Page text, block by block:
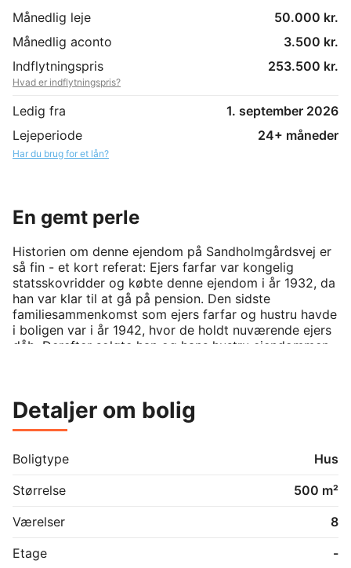
Månedlig leje
50.000 kr.
Månedlig aconto
3.500 kr.
Indflytningspris
253.500 kr.
Hvad er indflytningspris?
Ledig fra
1. september 2026
Lejeperiode
24+ måneder
Har du brug for et lån?
En gemt perle
Historien om denne ejendom på Sandholmgårdsvej er
så fin - et kort referat: Ejers farfar var kongelig
statsskovridder og købte denne ejendom i år 1932, da
han var klar til at gå på pension. Den sidste
familiesammenkomst som ejers farfar og hustru havde
i boligen var i år 1942, hvor de holdt nuværende ejers
dåb. Derefter solgte han og hans hustru ejendommen.
fremadrettet.
omverdenen uden for - bag de smukke søjler som
byder én velkommen når man drejer ned af den,
næsten, hemmelige og private lange grusvej der fører
indkørsel giver en fornmmelse af storhed, hvilket
den overdækkede garage.
Detaljer om bolig
Boligtype
Hus
Størrelse
500 m²
Værelser
8
Etage
-